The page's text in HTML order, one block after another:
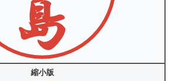
縮小版